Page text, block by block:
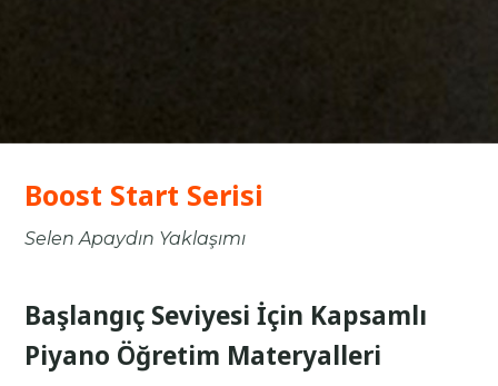
Boost Start Serisi
Selen Apaydın Yaklaşımı
Başlangıç Seviyesi İçin Kapsamlı
Piyano Öğretim Materyalleri